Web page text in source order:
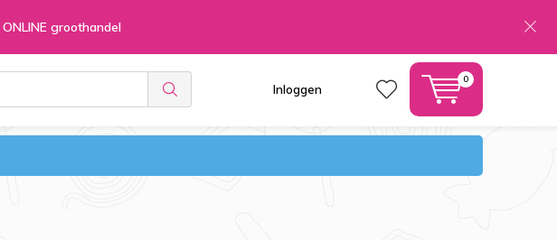
Inloggen
0
groothandel